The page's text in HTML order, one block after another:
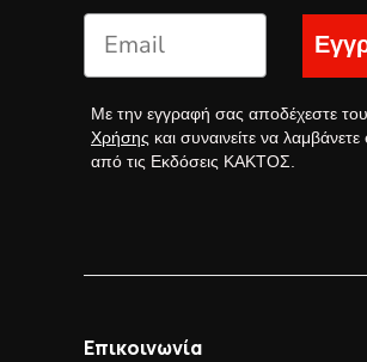
Με την εγγραφή σας αποδέχεστε
Χρήσης και συναινείτε να
από τις Εκδόσεις ΚΑΚΤΟΣ.
Επικοινωνία